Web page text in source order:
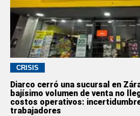
CRISIS
Diarco cerró una sucursal en
bajísimo volumen de venta no
costos operativos:
trabajadores